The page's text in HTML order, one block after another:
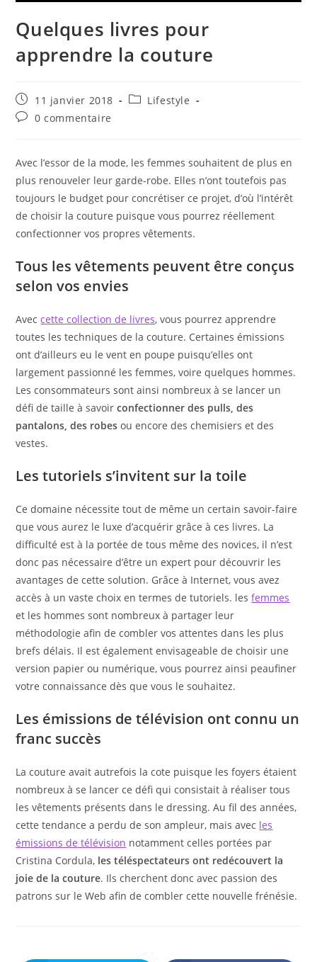
Quelques livres pour
apprendre la couture
Publication
publiée :
11 janvier 2018
PostLifestyle
Commentaires
publication :
0 commentaire
Avec l’essor de la mode, les femmes souhaitent de plus en
plus renouveler leur garde-robe. Elles n’ont toutefois pas
toujours le budget pour concrétiser ce projet, d’où l’intérêt
de choisir la couture puisque vous pourrez réellement
confectionner vos propres vêtements.
Tous les vêtements peuvent être conçus
selon vos envies
Aveccette collection de livres, vous pourrez apprendre
toutes les techniques de la couture. Certaines émissions
ont d’ailleurs eu le vent en poupe puisqu’elles ont
largement passionné les femmes, voire quelques hommes.
Les consommateurs sont ainsi nombreux à se lancer un
défi de taille à savoirconfectionner des pulls, des
pantalons, des robes ou encore des chemisiers et des
vestes.
Les tutoriels s’invitent sur la toile
Ce domaine nécessite tout de même un certain savoir-faire
que vous aurez le luxe d’acquérir grâce à ces livres. La
difficulté est à la portée de tous même des novices, il n’est
donc pas nécessaire d’être un expert pour découvrir les
avantages de cette solution. Grâce à Internet, vous avez
accès à un vaste choix en termes de tutoriels. lesfemmes
et les hommes sont nombreux à partager leur
méthodologie afin de combler vos attentes dans les plus
brefs délais. Il est également envisageable de choisir une
version papier ou numérique, vous pourrez ainsi peaufiner
votre connaissance dès que vous le souhaitez.
Les émissions de télévision ont connu un
franc succès
La couture avait autrefois la cote puisque les foyers étaient
nombreux à se lancer ce défi qui consistait à réaliser tous
les vêtements présents dans le dressing. Au fil des années,
cette tendance a perdu de son ampleur, mais avec les
émissions de télévision notamment celles portées par
Cristina Cordula, les téléspectateurs ont redécouvert la
joie de la couture. Ils cherchent donc avec passion des
patrons sur le Web afin de combler cette nouvelle frénésie.